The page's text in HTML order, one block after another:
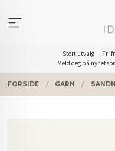
innholdet
Stort utvalg Fri
Meld deg på
FORSIDE GARN